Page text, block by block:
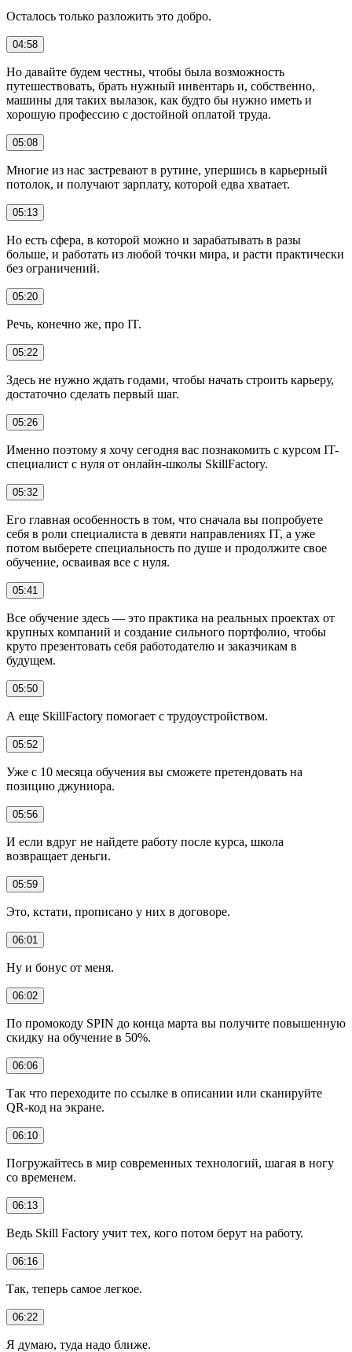
Осталось только разложить это добро.
04:58
Но давайте будем честны, чтобы была возможность
путешествовать, брать нужный инвентарь и, собственно,
машины для таких вылазок, как будто бы нужно иметь и
хорошую профессию с достойной оплатой труда.
05:08
Многие из нас застревают в рутине, упершись в карьерный
потолок, и получают зарплату, которой едва хватает.
05:13
Но есть сфера, в которой можно и зарабатывать в разы
больше, и работать из любой точки мира, и расти практически
без ограничений.
05:20
Речь, конечно же, про IT.
05:22
Здесь не нужно ждать годами, чтобы начать строить карьеру,
достаточно сделать первый шаг.
05:26
Именно поэтому я хочу сегодня вас познакомить с курсом IT-
специалист с нуля от онлайн-школы SkillFactory.
05:32
Его главная особенность в том, что сначала вы попробуете
себя в роли специалиста в девяти направлениях IT, а уже
потом выберете специальность по душе и продолжите свое
обучение, осваивая все с нуля.
05:41
Все обучение здесь — это практика на реальных проектах от
крупных компаний и создание сильного портфолио, чтобы
круто презентовать себя работодателю и заказчикам в
будущем.
05:50
А еще SkillFactory помогает с трудоустройством.
05:52
Уже с 10 месяца обучения вы сможете претендовать на
позицию джуниора.
05:56
И если вдруг не найдете работу после курса, школа
возвращает деньги.
05:59
Это, кстати, прописано у них в договоре.
06:01
Ну и бонус от меня.
06:02
По промокоду SPIN до конца марта вы получите повышенную
скидку на обучение в 50%.
06:06
Так что переходите по ссылке в описании или сканируйте
QR-код на экране.
06:10
Погружайтесь в мир современных технологий, шагая в ногу
со временем.
06:13
Ведь Skill Factory учит тех, кого потом берут на работу.
06:16
Так, теперь самое легкое.
06:22
Я думаю, туда надо ближе.